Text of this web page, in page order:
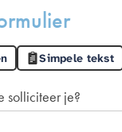
Simpele tekst
solliciteer je?